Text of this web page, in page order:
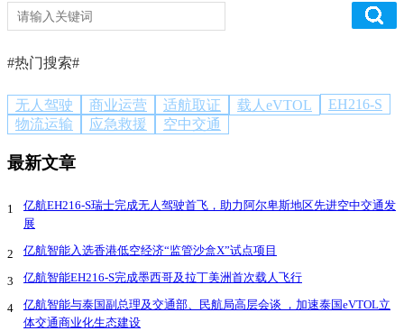
#热门搜索#
无人驾驶 商业运营 适航取证 载人eVTOL
EH216-S
物流运输
应急救援 空中交通
最新文章
1
亿航EH216-S瑞士完成无人驾驶首飞，助力阿尔卑斯地区先进空中交通发
展
2 亿航智能入选香港低空经济“监管沙盒X”试点项目
3 亿航智能EH216-S完成墨西哥及拉丁美洲首次载人飞行
4
亿航智能与泰国副总理及交通部、民航局高层会谈 ，加速泰国eVTOL立
体交通商业化生态建设